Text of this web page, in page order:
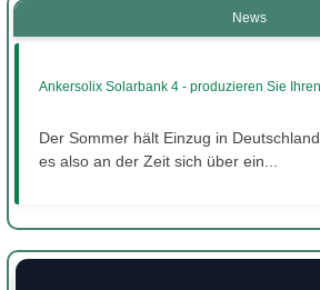
News
Ankersolix Solarbank 4 - produzieren Sie
Der Sommer hält Einzug in
es also an der Zeit sich über ein...